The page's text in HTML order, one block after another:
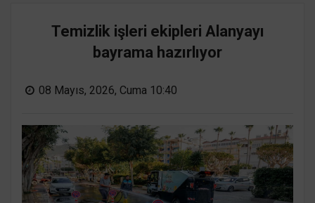
Temizlik işleri ekipleri Alanyayı
bayrama hazırlıyor
08 Mayıs, 2026, Cuma 10:40